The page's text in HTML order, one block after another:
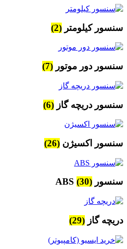
سنسور کیلومتر (2)
سنسور دور موتور (7)
سنسور دریچه گاز (6)
سنسور اکسیژن (26)
سنسور ABS (30)
دریچه گاز (29)